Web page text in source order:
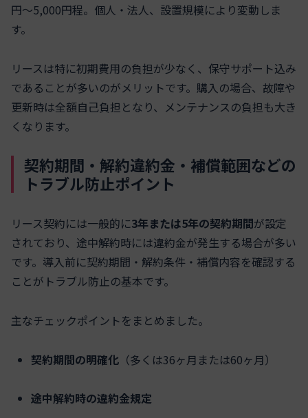
円〜5,000円程。個人・法人、設置規模により変動しま
す。
リースは特に初期費用の負担が少なく、保守サポート込み
であることが多いのがメリットです。購入の場合、故障や
更新時は全額自己負担となり、メンテナンスの負担も大き
くなります。
契約期間・解約違約金・補償範囲などの
トラブル防止ポイント
リース契約には一般的に3年または5年の契約期間が設定
されており、途中解約時には違約金が発生する場合が多い
です。導入前に契約期間・解約条件・補償内容を確認する
ことがトラブル防止の基本です。
主なチェックポイントをまとめました。
契約期間の明確化 （多くは36ヶ月または60ヶ月）
途中解約時の違約金規定